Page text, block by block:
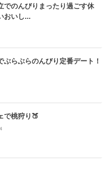
でのんびりまったり過ごす休
おいし...
らぶらのんびり定番デート！
で桃狩り🍑